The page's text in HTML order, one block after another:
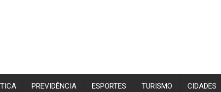
PREVIDÊNCIA ESPORTES TURISMO CIDADES